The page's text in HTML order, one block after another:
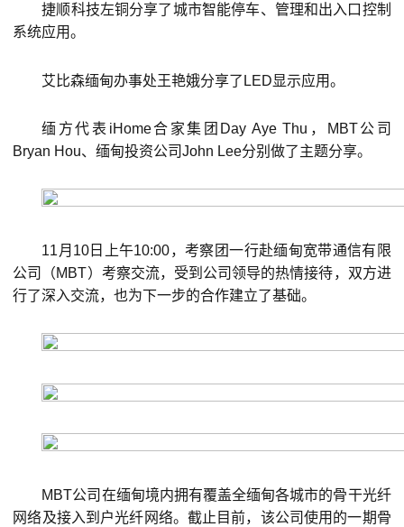
捷顺科技左铜分享了城市智能停车、管理和出入口控制
系统应用。
艾比森缅甸办事处王艳娥分享了LED显示应用。
缅方代表iHome合家集团Day Aye Thu，MBT公司
Bryan Hou、缅甸投资公司John Lee分别做了主题分享。
11月10日上午10:00，考察团一行赴缅甸宽带通信有限
公司（MBT）考察交流，受到公司领导的热情接待，双方进
行了深入交流，也为下一步的合作建立了基础。
MBT公司在缅甸境内拥有覆盖全缅甸各城市的骨干光纤
网络及接入到户光纤网络。截止目前，该公司使用的一期骨